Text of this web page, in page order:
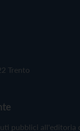
Trento
pubblici all'editoria